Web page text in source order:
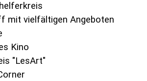
mit vielfältigen Angeboten
Kino
"LesArt"